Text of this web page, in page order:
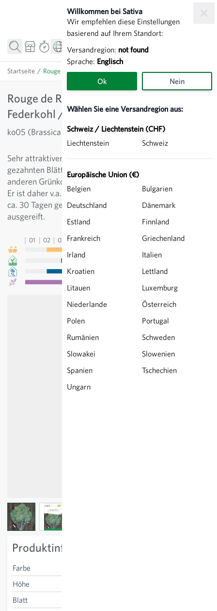
Willkommen bei Sativa
Wir empfehlen diese Einstellungen
basierend auf Ihrem Standort:
Versandregion: not found
Sprache: Englisch
Ok Nein
Wählen Sie eine Versandregion aus:
Schweiz / Liechtenstein (CHF)
Liechtenstein
Schweiz
Europäische Union (€)
Belgien
Bulgarien
Deutschland
Dänemark
Estland
Finnland
Frankreich
Griechenland
Irland
Italien
Kroatien
Lettland
Litauen
Luxemburg
Niederlande
Österreich
Polen
Portugal
Rumänien
Schweden
Slowakei
Slowenien
Spanien
Tschechien
Ungarn
Startseite / Rouge de Russie (Red Russian) - Federkohl / Grünkohl
Rouge de Russie (Red Russian) -
Federkohl / Grünkohl
ko05 (Brassica oleracea var. sabellica)
Sehr attraktiver Federkohl mit blau-grünen, stark
gezahnten Blättern und roter Aderung. Im Vergleich zu
anderen Grünkohlsorten ist das Blatt zarter und süsser.
Er ist daher v.a. als Babykale interessant, welcher nach
ca. 30 Tagen geerntet werden kann oder später
ausgereift.
01 02 03 04 05 09 10 11
View larger imageView larger image
Produktinformation
Farbe
Höhe
Blatt